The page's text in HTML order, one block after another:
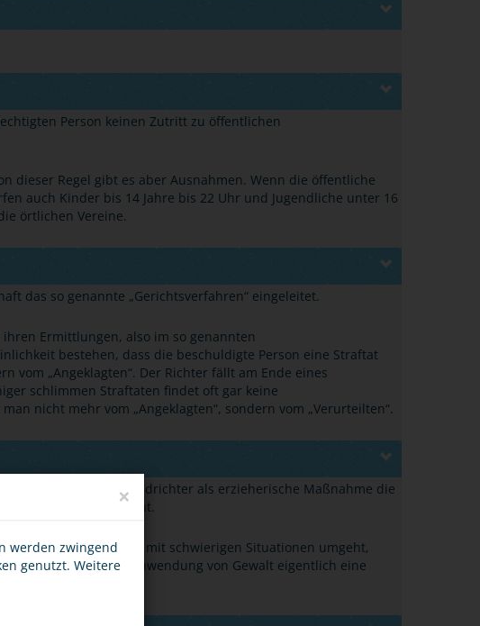
Person keinen Zutritt zu öffentlichen
dieser Regel gibt es aber Ausnahmen. Wenn die öffentliche
auch Kinder bis 14 Jahre bis 22 Uhr und Jugendliche unter 16
örtlichen Vereine.
das so genannte „Gerichtsverfahren“ eingeleitet.
Ermittlungen, also im so genannten
bestehen, dass die beschuldigte Person eine Straftat
vom „Angeklagten“. Der Richter fällt am Ende eines
schlimmen Straftaten findet oft gar keine
nicht mehr vom „Angeklagten“, sondern vom „Verurteilten“.
kann ihm ein Jugendrichter als erzieherische Maßnahme die
Training genannt.
wie man im Alltag mit schwierigen Situationen umgeht,
auch, dass die Anwendung von Gewalt eigentlich eine
zu finden.
×
werden zwingend
genutzt. Weitere